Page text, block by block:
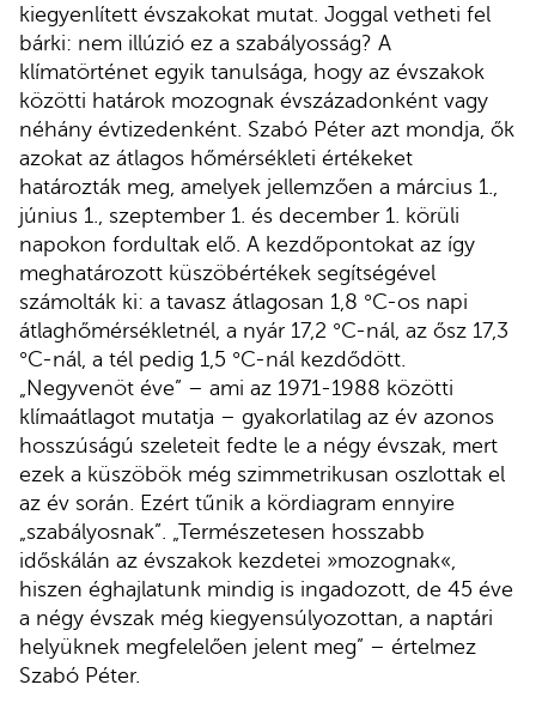
kiegyenlített évszakokat mutat. Joggal vetheti fel
bárki: nem illúzió ez a szabályosság? A
klímatörténet egyik tanulsága, hogy az évszakok
közötti határok mozognak évszázadonként vagy
néhány évtizedenként. Szabó Péter azt mondja, ők
azokat az átlagos hőmérsékleti értékeket
határozták meg, amelyek jellemzően a március 1.,
június 1., szeptember 1. és december 1. körüli
napokon fordultak elő. A kezdőpontokat az így
meghatározott küszöbértékek segítségével
számolták ki: a tavasz átlagosan 1,8 °C-os napi
átlaghőmérsékletnél, a nyár 17,2 °C-nál, az ősz 17,3
°C-nál, a tél pedig 1,5 °C-nál kezdődött.
„Negyvenöt éve” – ami az 1971-1988 közötti
klímaátlagot mutatja – gyakorlatilag az év azonos
hosszúságú szeleteit fedte le a négy évszak, mert
ezek a küszöbök még szimmetrikusan oszlottak el
az év során. Ezért tűnik a kördiagram ennyire
„szabályosnak”. „Természetesen hosszabb
időskálán az évszakok kezdetei »mozognak«,
hiszen éghajlatunk mindig is ingadozott, de 45 éve
a négy évszak még kiegyensúlyozottan, a naptári
helyüknek megfelelően jelent meg” – értelmez
Szabó Péter.